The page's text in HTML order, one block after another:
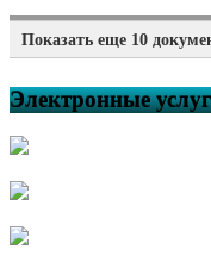
Показать еще 10
поселения
сельсовет от
Электронные